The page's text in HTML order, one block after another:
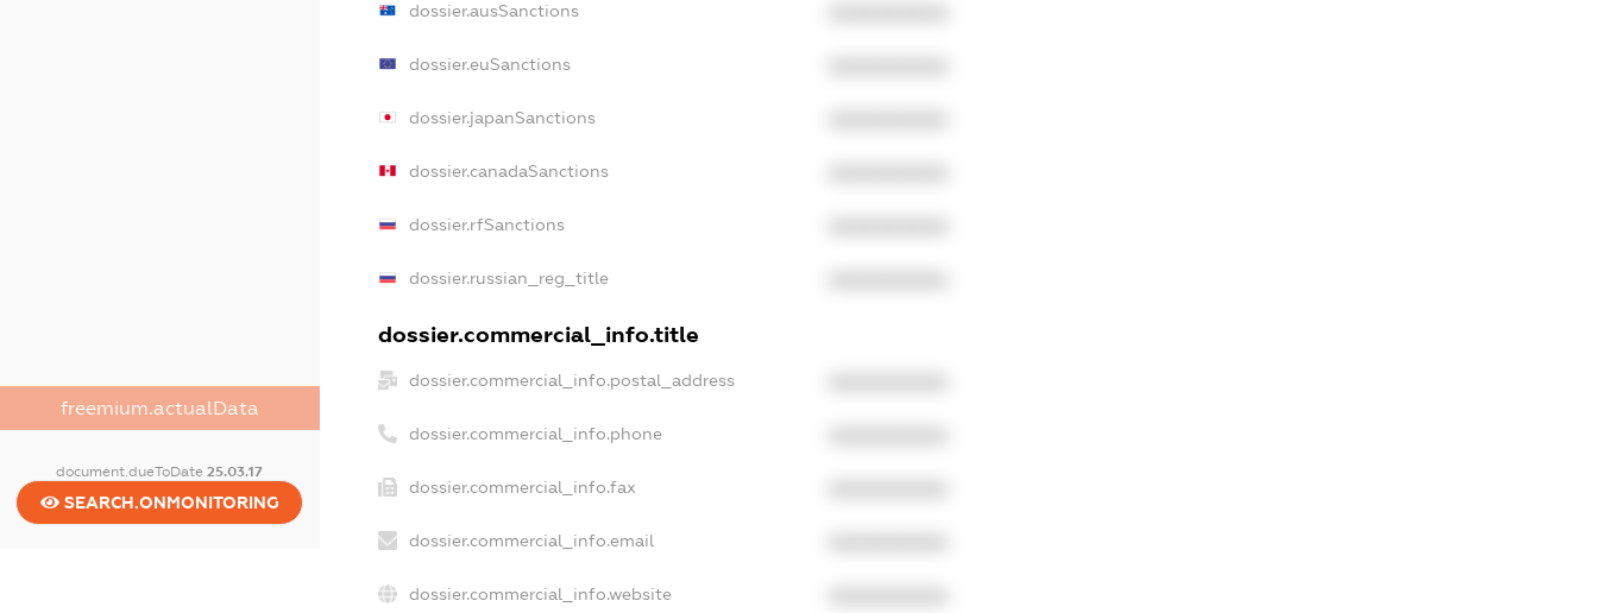
freemium.actualData
document.dueToDate25.03.17
SEARCH.ONMONITORING
dossier.ausSanctions
dossier.euSanctions
dossier.japanSanctions
dossier.canadaSanctions
dossier.rfSanctions
dossier.russian_reg_title
dossier.commercial_info.title
dossier.commercial_info.postal_address
dossier.commercial_info.phone
dossier.commercial_info.fax
dossier.commercial_info.email
dossier.commercial_info.website